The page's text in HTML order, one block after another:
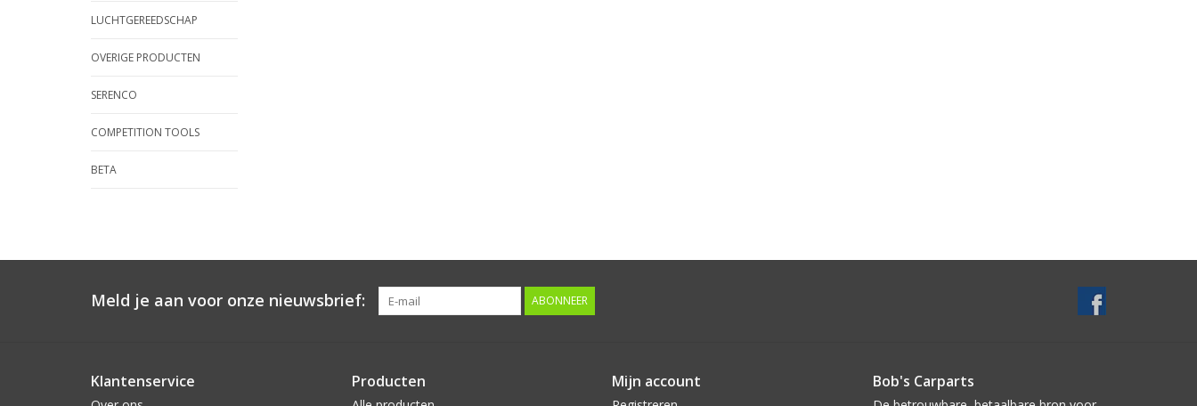
LUCHTGEREEDSCHAP
OVERIGE PRODUCTEN
SERENCO
COMPETITION TOOLS
BETA
Meld je aan voor onze nieuwsbrief: ABONNEER
Klantenservice Producten Mijn account Bob's Carparts